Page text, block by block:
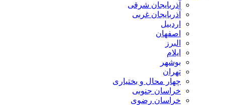
آذربایجان شرقی
آذربایجان غربی
اردبیل
اصفهان
البرز
ایلام
بوشهر
تهران
چهار محال و بختیاری
خراسان جنوبی
خراسان رضوی